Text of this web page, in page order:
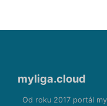
myliga.cloud
Od roku 2017 portál